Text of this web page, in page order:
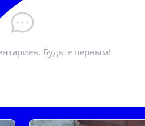
Будьте первым!